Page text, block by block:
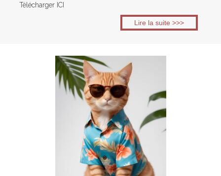
Télécharger ICI
Lire la suite >>>